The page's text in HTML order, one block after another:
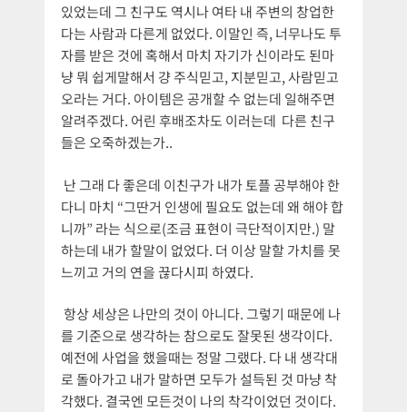
있었는데 그 친구도 역시나 여타 내 주변의 창업한
다는 사람과 다른게 없었다. 이말인 즉, 너무나도 투
자를 받은 것에 혹해서 마치 자기가 신이라도 된마
냥 뭐 쉽게말해서 걍 주식믿고, 지분믿고, 사람믿고
오라는 거다. 아이템은 공개할 수 없는데 일해주면
알려주겠다. 어린 후배조차도 이러는데 다른 친구
들은 오죽하겠는가..
난 그래 다 좋은데 이친구가 내가 토플 공부해야 한
다니 마치 “그딴거 인생에 필요도 없는데 왜 해야 합
니까” 라는 식으로(조금 표현이 극단적이지만.) 말
하는데 내가 할말이 없었다. 더 이상 말할 가치를 못
느끼고 거의 연을 끊다시피 하였다.
항상 세상은 나만의 것이 아니다. 그렇기 때문에 나
를 기준으로 생각하는 참으로도 잘못된 생각이다.
예전에 사업을 했을때는 정말 그랬다. 다 내 생각대
로 돌아가고 내가 말하면 모두가 설득된 것 마냥 착
각했다. 결국엔 모든것이 나의 착각이었던 것이다.